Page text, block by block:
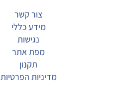
צור קשר
מידע כללי
נגישות
מפת אתר
תקנון
מדיניות הפרטיות